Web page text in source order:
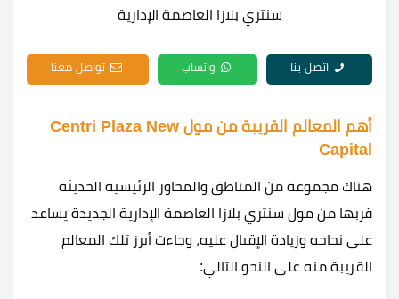
سنتري بلازا العاصمة الإدارية
اتصل بنا واتساب تواصل معنا
أهم المعالم القريبة من مول Centri Plaza New
Capital
هناك مجموعة من المناطق والمحاور الرئيسية الحديثة
قربها من مول سنتري بلازا العاصمة الإدارية الجديدة يساعد
على نجاحه وزيادة الإقبال عليه، وجاءت أبرز تلك المعالم
القريبة منه على النحو التالي: